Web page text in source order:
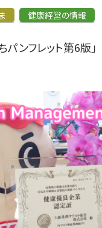
健康経営の情報
パンフレット第6版」